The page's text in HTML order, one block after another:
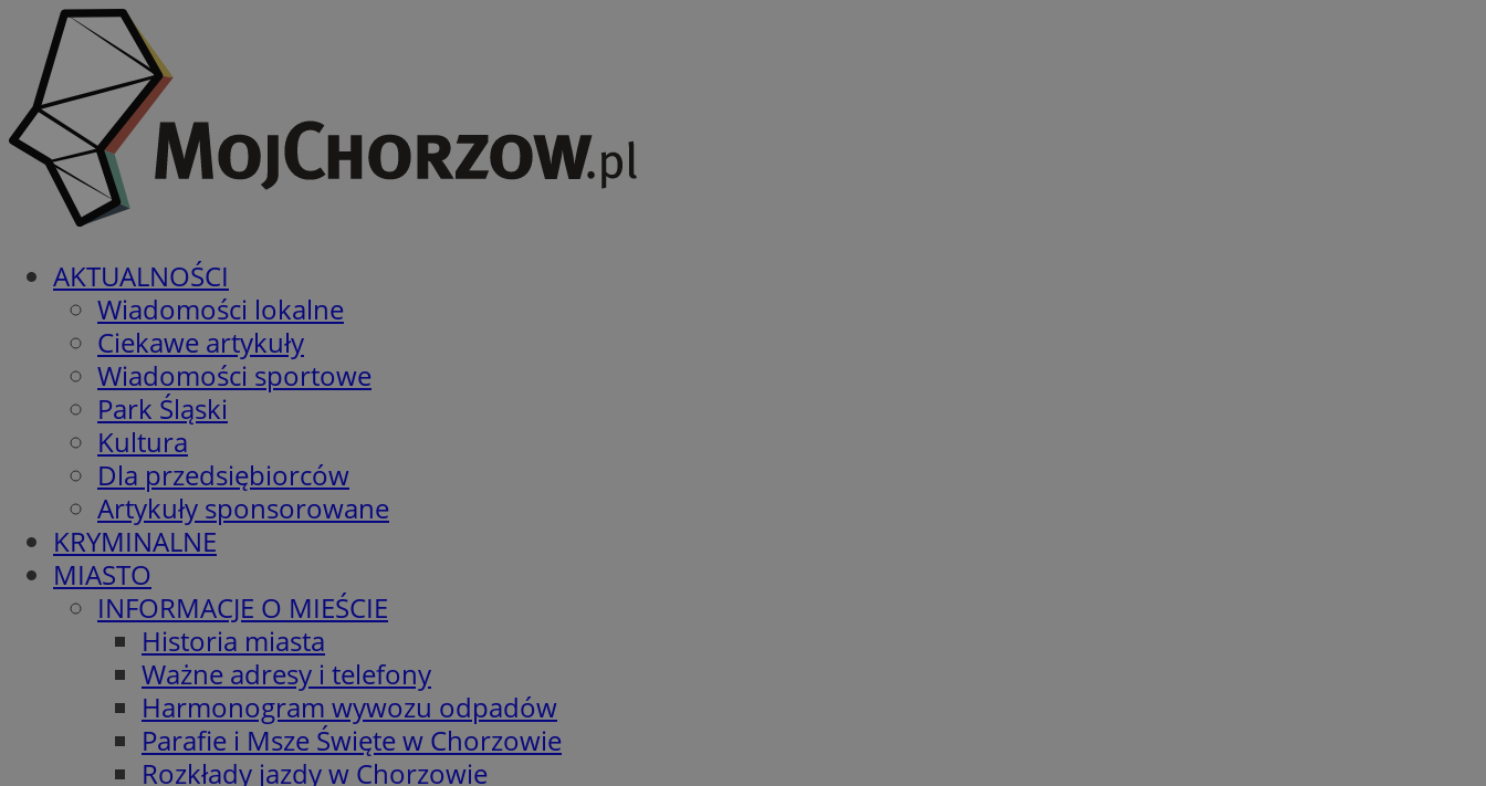
AKTUALNOŚCI
Wiadomości lokalne
Ciekawe artykuły
Wiadomości sportowe
Park Śląski
Kultura
Dla przedsiębiorców
Artykuły sponsorowane
KRYMINALNE
MIASTO
INFORMACJE O MIEŚCIE
Historia miasta
Ważne adresy i telefony
Harmonogram wywozu odpadów
Parafie i Msze Święte w Chorzowie
Rozkłady jazdy w Chorzowie